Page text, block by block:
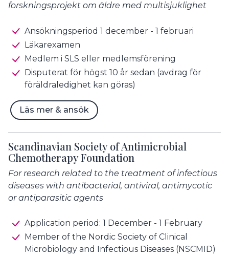
forskningsprojekt om äldre med multisjuklighet
Ansökningsperiod 1 december - 1 februari
Läkarexamen
Medlem i SLS eller medlemsförening
Disputerat för högst 10 år sedan (avdrag för
föräldraledighet kan göras)
Läs mer & ansök
Scandinavian Society of Antimicrobial
Chemotherapy Foundation
For research related to the treatment of infectious
diseases with antibacterial, antiviral, antimycotic
or antiparasitic agents
Application period: 1 December - 1 February
Member of the Nordic Society of Clinical
Microbiology and Infectious Diseases (NSCMID)